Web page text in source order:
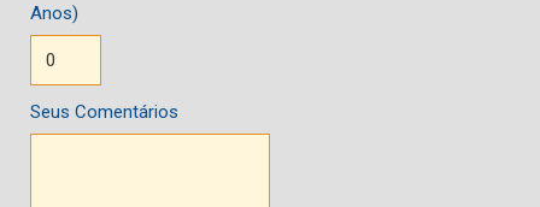
Anos)
Seus Comentários